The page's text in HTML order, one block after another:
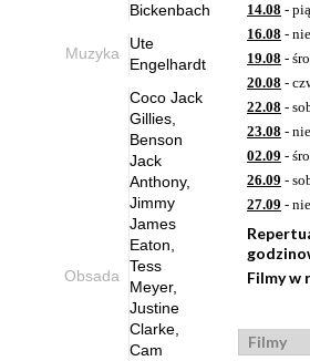
Bickenbach
Muzyka
Ute
Engelhardt
Obsada
Coco Jack
Gillies,
Benson
Jack
Anthony,
Jimmy
James
Eaton,
Tess
Meyer,
Justine
Clarke,
Cam
14.08 -
16.08 -
19.08 -
20.08 -
22.08 -
23.08 -
02.09 -
26.09 -
27.09 -
Filmy w
Filmy